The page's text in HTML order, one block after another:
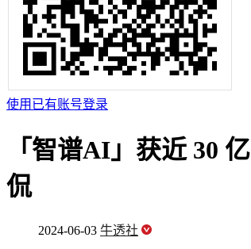
使用已有账号登录
「智谱AI」获近 30
侃
2024-06-03 牛透社